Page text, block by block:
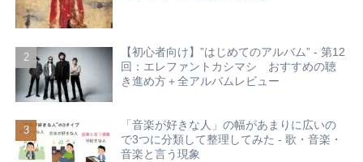
【初心者向け】”はじめてのアルバム” - 第12
回：エレファントカシマシ おすすめの聴
き進め方＋全アルバムレビュー
「音楽が好きな人」の幅があまりに広いの
で3つに分類して整理してみた - 歌・音楽・
音楽と言う現象